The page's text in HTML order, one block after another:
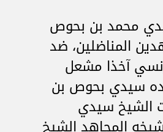
محمد بن بحوص
المناضلين، ضد
آخذا مشعل
سيدي بحوص بن
الشيخ سيدي